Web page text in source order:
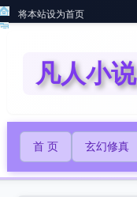
将本站设为首页
凡人小说
首 页 玄幻修真